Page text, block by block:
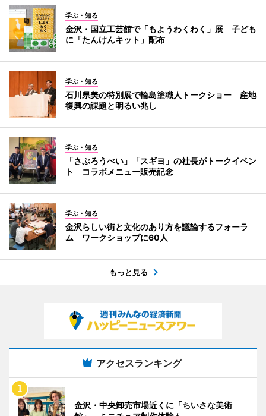
学ぶ・知る
金沢・国立工芸館で「もようわくわく」展 子ども
に「たんけんキット」配布
学ぶ・知る
石川県美の特別展で輪島塗職人トークショー 産地
復興の課題と明るい兆し
学ぶ・知る
「さぶろうべい」「スギヨ」の社長がトークイベン
ト コラボメニュー販売記念
学ぶ・知る
金沢らしい街と文化のあり方を議論するフォーラ
ム ワークショップに60人
もっと見る
アクセスランキング
金沢・中央卸売市場近くに「ちいさな美術